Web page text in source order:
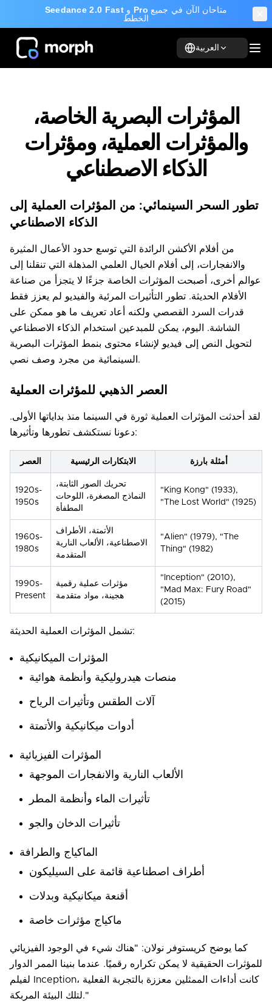
Seedance 2.0 Fast Pro
الخطط
العربية
المؤثرات البصرية الخاصة،
والمؤثرات العملية، ومؤثرات
الذكاء الاصطناعي
تطور السحر السينمائي: من المؤثرات العملية إلى
الذكاء الاصطناعي
من أفلام الأكشن الرائدة التي توسع حدود الأعمال المثيرة
والانفجارات، إلى أفلام الخيال العلمي المذهلة التي تنقلنا إلى
عوالم أخرى، أصبحت المؤثرات الخاصة جزءًا لا يتجزأ من صناعة
الأفلام الحديثة. تطور التأثيرات المرئية والفيديو لم يعزز فقط
قدرات السرد القصصي ولكنه أعاد تعريف ما هو ممكن على
الشاشة. اليوم، يمكن للمبدعين استخدام الذكاء الاصطناعي
لتحويل النص إلى فيديو لإنشاء محتوى بنمط المؤثرات البصرية
السينمائية من مجرد وصف نصي.
العصر الذهبي للمؤثرات العملية
لقد أحدثت المؤثرات العملية ثورة في السينما منذ بداياتها الأولى.
دعونا نستكشف تطورها وتأثيرها:
العصر الابتكارات الرئيسية أمثلة بارزة
1920s-
1950s
تحريك الصور الثابتة،
النماذج المصغرة، اللوحات
المطفأة
"King Kong" (1933),
"The Lost World" (1925)
1960s-
1980s
الأتمتة، الأطراف
الاصطناعية، الألعاب النارية
المتقدمة
"Alien" (1979), "The
Thing" (1982)
1990s-
Present
مؤثرات عملية رقمية
هجينة، مواد متقدمة
"Inception" (2010),
"Mad Max: Fury Road"
(2015)
تشمل المؤثرات العملية الحديثة:
المؤثرات الميكانيكية
منصات هيدروليكية وأنظمة هوائية
آلات الطقس وتأثيرات الرياح
أدوات ميكانيكية والأتمتة
المؤثرات الفيزيائية
الألعاب النارية والانفجارات الموجهة
تأثيرات الماء وأنظمة المطر
تأثيرات الدخان والجو
الماكياج والطرافة
أطراف اصطناعية قائمة على السيليكون
أقنعة ميكانيكية وبدلات
ماكياج مؤثرات خاصة
كما يوضح كريستوفر نولان: "هناك شيء في الوجود الفيزيائي
للمؤثرات الحقيقية لا يمكن تكراره رقميًا. عندما بنينا الممر الدوار
لفيلم Inception، كانت أداءات الممثلين معززة بالتجربة الفعلية
لتلك البيئة المربكة."